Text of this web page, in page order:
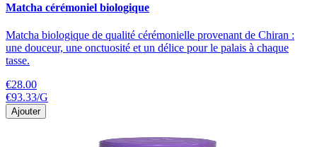
Matcha cérémoniel biologique
Matcha biologique de qualité cérémonielle provenant de Chiran :
une douceur, une onctuosité et un délice pour le palais à chaque
tasse.
€28.00
€93.33/G
Ajouter